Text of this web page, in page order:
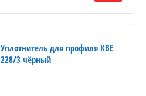
Уплотнитель для профиля КВЕ
228/3 чёрный